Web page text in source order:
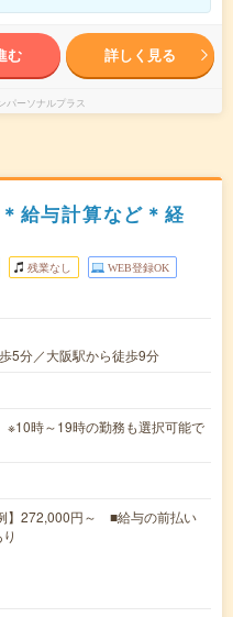
む 詳しく見る
パーソナルプラス
給与計算など＊経
残業なし WEB登録OK
5分／大阪駅から徒歩9分
時～19時の勤務も選択可能で
】272,000円～ ■給与の前払い